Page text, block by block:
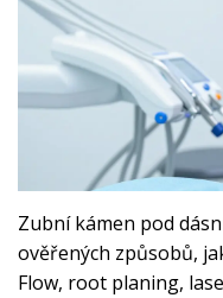
Zubní kámen pod
ověřených způsobů,
Flow, root planing,